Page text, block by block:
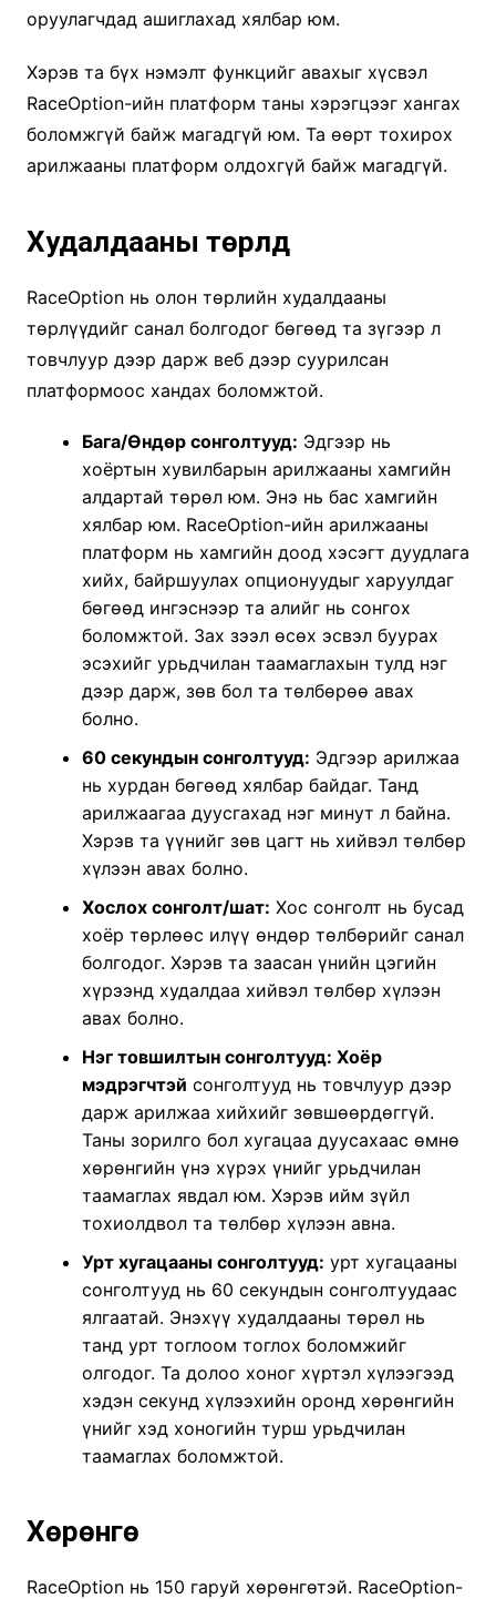
оруулагчдад ашиглахад хялбар юм.
Хэрэв та бүх нэмэлт функцийг авахыг хүсвэл
RaceOption-ийн платформ таны хэрэгцээг хангах
боломжгүй байж магадгүй юм. Та өөрт тохирох
арилжааны платформ олдохгүй байж магадгүй.
Худалдааны төрлүүд
RaceOption нь олон төрлийн худалдааны
төрлүүдийг санал болгодог бөгөөд та зүгээр л
товчлуур дээр дарж веб дээр суурилсан
платформоос хандах боломжтой.
Бага/Өндөр сонголтууд: Эдгээр нь
хоёртын хувилбарын арилжааны хамгийн
алдартай төрөл юм. Энэ нь бас хамгийн
хялбар юм. RaceOption-ийн арилжааны
платформ нь хамгийн доод хэсэгт дуудлага
хийх, байршуулах опционуудыг харуулдаг
бөгөөд ингэснээр та алийг нь сонгох
боломжтой. Зах зээл өсөх эсвэл буурах
эсэхийг урьдчилан таамаглахын тулд нэг
дээр дарж, зөв бол та төлбөрөө авах
болно.
60 секундын сонголтууд: Эдгээр арилжаа
нь хурдан бөгөөд хялбар байдаг. Танд
арилжаагаа дуусгахад нэг минут л байна.
Хэрэв та үүнийг зөв цагт нь хийвэл төлбөр
хүлээн авах болно.
Хослох сонголт/шат: Хос сонголт нь бусад
хоёр төрлөөс илүү өндөр төлбөрийг санал
болгодог. Хэрэв та заасан үнийн цэгийн
хүрээнд худалдаа хийвэл төлбөр хүлээн
авах болно.
Нэг товшилтын сонголтууд: Хоёр
мэдрэгчтэй сонголтууд нь товчлуур дээр
дарж арилжаа хийхийг зөвшөөрдөггүй.
Таны зорилго бол хугацаа дуусахаас өмнө
хөрөнгийн үнэ хүрэх үнийг урьдчилан
таамаглах явдал юм. Хэрэв ийм зүйл
тохиолдвол та төлбөр хүлээн авна.
Урт хугацааны сонголтууд: урт хугацааны
сонголтууд нь 60 секундын сонголтуудаас
ялгаатай. Энэхүү худалдааны төрөл нь
танд урт тоглоом тоглох боломжийг
олгодог. Та долоо хоног хүртэл хүлээгээд
хэдэн секунд хүлээхийн оронд хөрөнгийн
үнийг хэд хоногийн турш урьдчилан
таамаглах боломжтой.
Хөрөнгө
RaceOption нь 150 гаруй хөрөнгөтэй. RaceOption-